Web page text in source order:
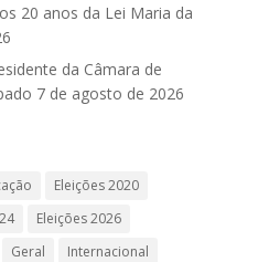
20 anos da Lei Maria da
da Câmara de
7 de agosto de 2026
Eleições 2020
Eleições 2026
Geral
Internacional